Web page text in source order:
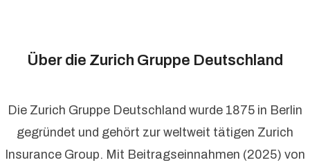
Über die Zurich Gruppe Deutschland
Die Zurich Gruppe Deutschland wurde 1875 in Berlin
gegründet und gehört zur weltweit tätigen Zurich
Insurance Group. Mit Beitragseinnahmen (2025) von